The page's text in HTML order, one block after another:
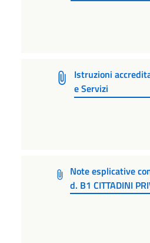
Istruzioni
e Servizi
Note esplicative
d. B1 CITTADINI